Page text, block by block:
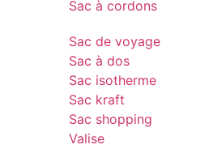
Sac à cordons
Sac de voyage
Sac à dos
Sac isotherme
Sac kraft
Sac shopping
Valise